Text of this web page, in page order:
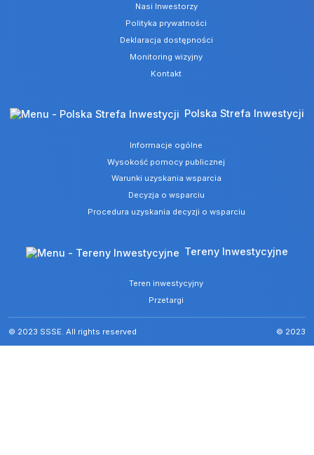
Nasi Inwestorzy
Polityka prywatności
Deklaracja dostępności
Monitoring wizyjny
Kontakt
Polska Strefa Inwestycji
Informacje ogólne
Wysokość pomocy publicznej
Warunki uzyskania wsparcia
Decyzja o wsparciu
Procedura uzyskania decyzji o wsparciu
Tereny Inwestycyjne
Teren inwestycyjny
Przetargi
© 2023 SSSE. All rights reserved © 2023